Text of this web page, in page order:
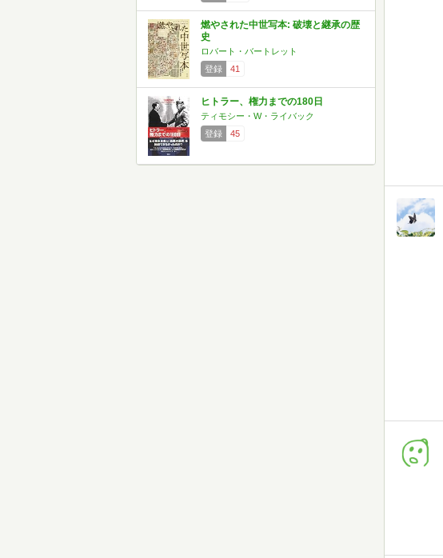
燃やされた中世写本: 破壊と継承の歴
史
ロバート・バートレット
登録
41
ヒトラー、権力までの180日
ティモシー・W・ライバック
登録
45